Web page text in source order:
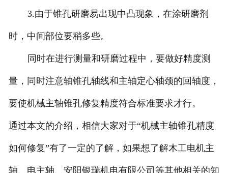
3.由于锥孔研磨易出现中凸现象，在涂研磨剂
时，中间部位要稍多些。
同时在进行测量和研磨过程中，要做好精度测
量，同时注意轴锥孔轴线和主轴定心轴颈的回轴度，
要使机械主轴锥孔修复精度符合标准要求才行。
通过本文的介绍，相信大家对于“机械主轴锥孔精度
如何修复”有了一定的了解，如果想了解木工电机主
轴、电主轴、安阳银瑞机电有限公司等其他相关的知